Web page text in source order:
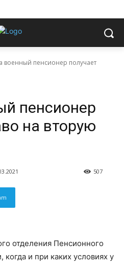
военный пенсионер получает
пенсионер
на вторую
507
отделения Пенсионного
когда и при каких условиях у